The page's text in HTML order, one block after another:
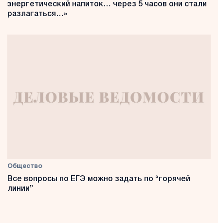
энергетический напиток… через 5 часов они стали
разлагаться…»
Общество
Все вопросы по ЕГЭ можно задать по “горячей
линии”